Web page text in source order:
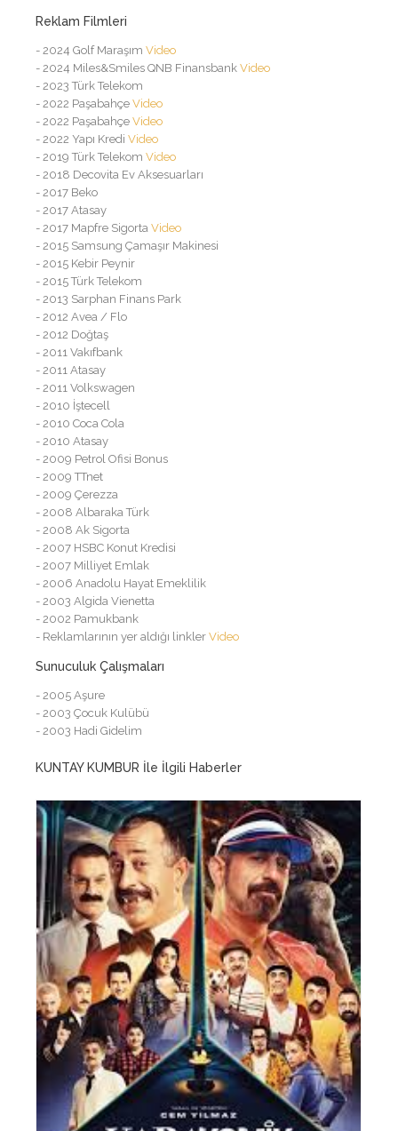
Reklam Filmleri
- 2024 Golf MaraşımVideo
- 2024 Miles&Smiles QNB FinansbankVideo
- 2023 Türk Telekom
- 2022 PaşabahçeVideo
- 2022 PaşabahçeVideo
- 2022 Yapı KrediVideo
- 2019 Türk TelekomVideo
- 2018 Decovita Ev Aksesuarları
- 2017 Beko
- 2017 Atasay
- 2017 Mapfre SigortaVideo
- 2015 Samsung Çamaşır Makinesi
- 2015 Kebir Peynir
- 2015 Türk Telekom
- 2013 Sarphan Finans Park
- 2012 Avea / Flo
- 2012 Doğtaş
- 2011 Vakıfbank
- 2011 Atasay
- 2011 Volkswagen
- 2010 İştecell
- 2010 Coca Cola
- 2010 Atasay
- 2009 Petrol Ofisi Bonus
- 2009 TTnet
- 2009 Çerezza
- 2008 Albaraka Türk
- 2008 Ak Sigorta
- 2007 HSBC Konut Kredisi
- 2007 Milliyet Emlak
- 2006 Anadolu Hayat Emeklilik
- 2003 Algida Vienetta
- 2002 Pamukbank
- Reklamlarının yer aldığı linklerVideo
Sunuculuk Çalışmaları
- 2005 Aşure
- 2003 Çocuk Kulübü
- 2003 Hadi Gidelim
KUNTAY KUMBUR İle İlgili Haberler